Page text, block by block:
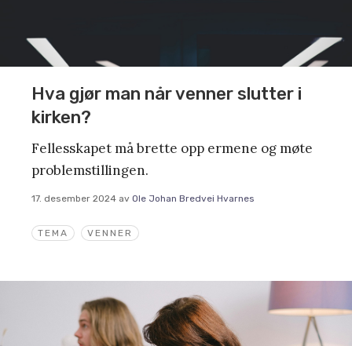
TEMA VENNER
Hva gjør man når venner slutter i
kirken?
Fellesskapet må brette opp ermene og møte
problemstillingen.
17. desember 2024 av Ole Johan Bredvei Hvarnes